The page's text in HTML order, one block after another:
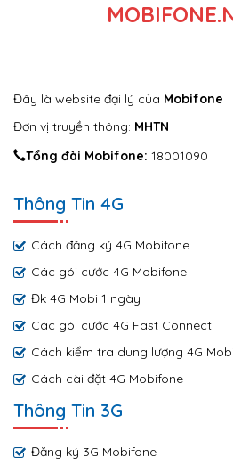
Thông Tin 4G
Cách đăng ký 4G Mobifone
Các gói cước 4G Mobifone
Đk 4G Mobi 1 ngày
Các gói cước 4G Fast Connect
Cách kiểm tra dung lượng 4G
Cách cài đặt 4G Mobifone
Đăng ký 3G Mobifone
Các gói cước 3G Mobifone
Gói cước 3G Mobi 1 ngày